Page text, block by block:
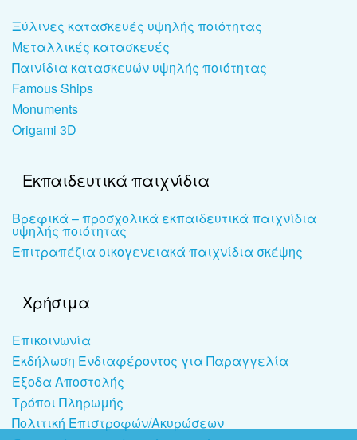
Ξύλινες κατασκευές υψηλής ποιότητας
Μεταλλικές κατασκευές
Παινίδια κατασκευών υψηλής ποιότητας
Famous Ships
Monuments
Origami 3D
Εκπαιδευτικά παιχνίδια
Βρεφικά – προσχολικά εκπαιδευτικά παιχνίδια
υψηλής ποιότητας
Επιτραπέζια οικογενειακά παιχνίδια σκέψης
Χρήσιμα
Επικοινωνία
Εκδήλωση Ενδιαφέροντος για Παραγγελία
Έξοδα Αποστολής
Τρόποι Πληρωμής
Πολιτική Επιστροφών/Ακυρώσεων